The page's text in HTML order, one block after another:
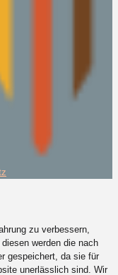
zu verbessern,
werden die nach
gespeichert, da sie für
unerlässlich sind. Wir